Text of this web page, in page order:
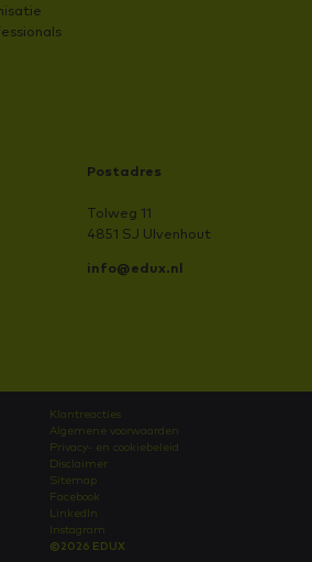
Postadres
Tolweg 11
4851 SJ Ulvenhout
info@edux.nl
Klantreacties
Algemene voorwaarden
Privacy- en cookiebeleid
Disclaimer
Sitemap
Facebook
LinkedIn
Instagram
©2026 EDUX